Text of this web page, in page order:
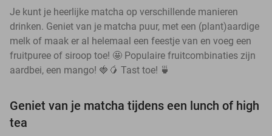
Je kunt je heerlijke matcha op verschillende manieren
drinken. Geniet van je matcha puur, met een (plant)aardige
melk of maak er al helemaal een feestje van en voeg een
fruitpuree of siroop toe! 🤩 Populaire fruitcombinaties zijn
aardbei, een mango! 🍓🥭 Tast toe! 🍵
Geniet van je matcha tijdens een lunch of high
tea